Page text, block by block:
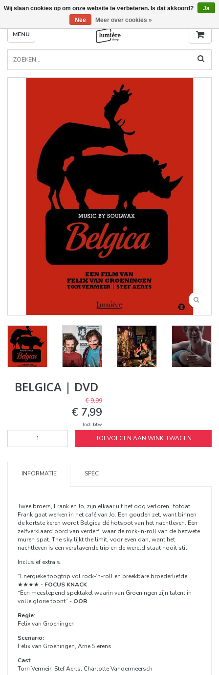
MENU
BELGICA | DVD
€ 9,99
€ 7,99
Incl. btw
TOEVOEGEN AAN WINKELWAGEN
INFORMATIE SPEC
Twee broers, Frank en Jo, zijn elkaar uit het oog verloren…totdat
Frank gaat werken in het café van Jo. Een gouden zet, want binnen
de kortste keren wordt Belgica dé hotspot van het nachtleven. Een
zelfverklaard oord van verderf, waar de rock-‘n-roll van de bezwete
muren spat. The sky lijkt the limit, voor even dan, want het
nachtleven is een verslavende trip en de wereld staat nooit stil.
Inclusief extra's.
“Energieke toogtrip vol rock-‘n-roll en breekbare broederliefde”
★★★★ - FOCUS KNACK
“Een meeslepend spektakel waarin van Groeningen zijn talent in
volle glorie toont” - OOR
Regie:
Felix van Groeningen
Scenario:
Felix van Groeningen, Arne Sierens
Cast:
Tom Vermeir, Stef Aerts, Charlotte Vandermeersch
Wij slaan cookies op om onze website te verbeteren. Is dat akkoord?
Ja
Nee
Meer over cookies »